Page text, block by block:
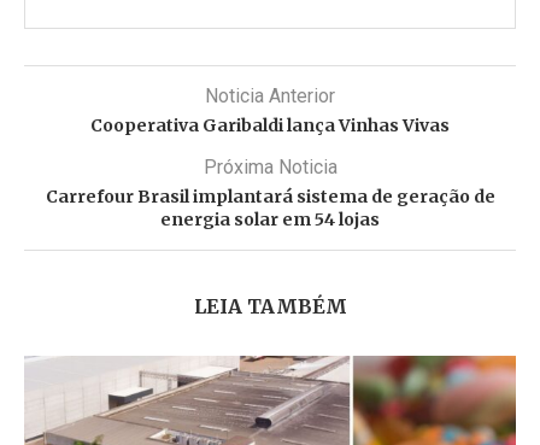
Noticia Anterior
Cooperativa Garibaldi lança Vinhas Vivas
Próxima Noticia
Carrefour Brasil implantará sistema de geração de
energia solar em 54 lojas
LEIA TAMBÉM